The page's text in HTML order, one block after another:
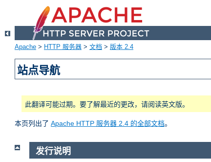
Apache > HTTP 服务器 > 文档 > 版本 2.4
站点导航
此翻译可能过期。要了解最近的更改，请阅读英文版。
本页列出了 Apache HTTP 服务器 2.4 的全部文档。
发行说明